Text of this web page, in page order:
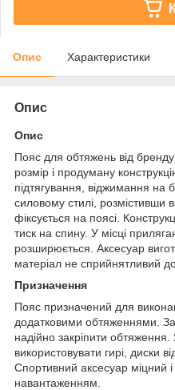
Опис Характеристики
Опис
Опис
Пояс для обтяжень від
розмір і продуману
підтягування, віджимання на
силовому стилі, розмістивши
фіксується на поясі.
тиск на спину. У місці
розширюється. Аксесуар
матеріал не сприйнятливий
Призначення
Пояс призначений для
додатковими обтяженнями.
надійно закріпити
використовувати гирі, диски
Спортивний аксесуар міцний
навантаженням.